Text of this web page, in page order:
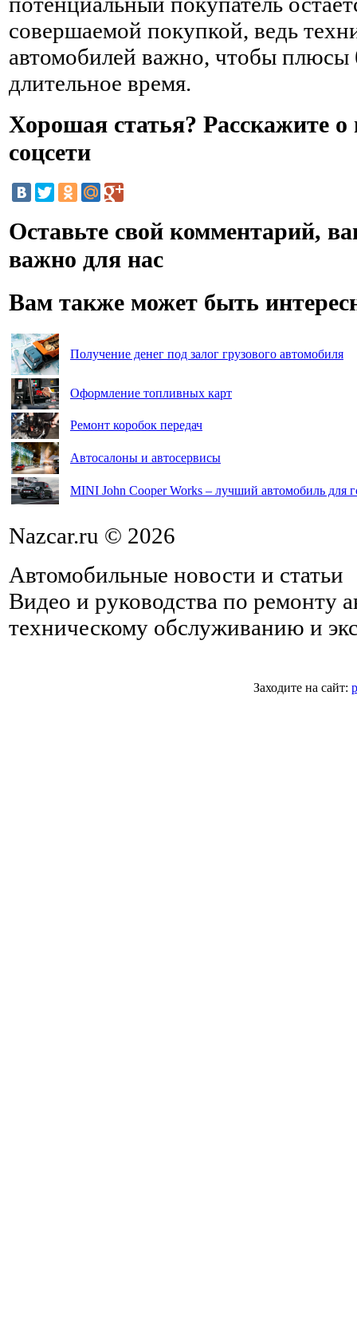
совершаемой покупкой, ведь
автомобилей важно, чтобы
длительное время.
Хорошая статья? Расскажите о
соцсети
Оставьте свой комментарий,
важно для нас
Вам также может быть
Получение денег под залог грузового автомобиля
Оформление топливных карт
Ремонт коробок передач
Автосалоны и автосервисы
MINI John Cooper Works – лучший автомобиль для
Nazcar.ru © 2026
Автомобильные новости и статьи
Видео и руководства по ремонту
техническому обслуживанию и
Заходите на сайт: